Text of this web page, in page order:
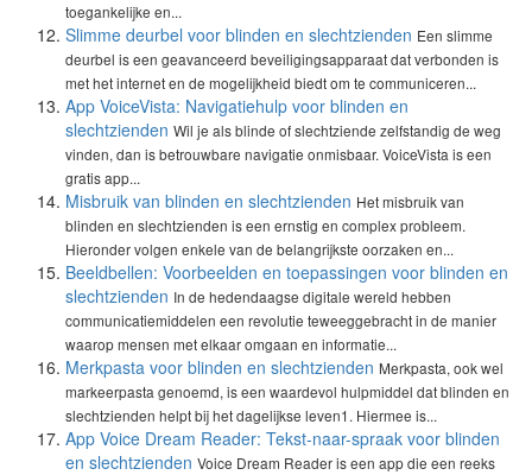
toegankelijke en...
Slimme deurbel voor blinden en slechtzienden Een slimme
deurbel is een geavanceerd beveiligingsapparaat dat verbonden is
met het internet en de mogelijkheid biedt om te communiceren...
App VoiceVista: Navigatiehulp voor blinden en
slechtzienden Wil je als blinde of slechtziende zelfstandig de weg
vinden, dan is betrouwbare navigatie onmisbaar. VoiceVista is een
gratis app...
Misbruik van blinden en slechtzienden Het misbruik van
blinden en slechtzienden is een ernstig en complex probleem.
Hieronder volgen enkele van de belangrijkste oorzaken en...
Beeldbellen: Voorbeelden en toepassingen voor blinden en
slechtzienden In de hedendaagse digitale wereld hebben
communicatiemiddelen een revolutie teweeggebracht in de manier
waarop mensen met elkaar omgaan en informatie...
Merkpasta voor blinden en slechtzienden Merkpasta, ook wel
markeerpasta genoemd, is een waardevol hulpmiddel dat blinden en
slechtzienden helpt bij het dagelijkse leven1. Hiermee is...
App Voice Dream Reader: Tekst-naar-spraak voor blinden
en slechtzienden Voice Dream Reader is een app die een reeks